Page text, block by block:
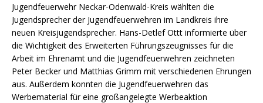
Jugendfeuerwehr Neckar-Odenwald-Kreis wählten die
Jugendsprecher der Jugendfeuerwehren im Landkreis ihre
neuen Kreisjugendsprecher. Hans-Detlef Ottt informierte über
die Wichtigkeit des Erweiterten Führungszeugnisses für die
Arbeit im Ehrenamt und die Jugendfeuerwehren zeichneten
Peter Becker und Matthias Grimm mit verschiedenen Ehrungen
aus. Außerdem konnten die Jugendfeuerwehren das
Werbematerial für eine großangelegte Werbeaktion